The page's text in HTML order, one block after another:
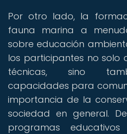
Por otro lado, la
fauna marina a
sobre educación
los participantes no solo
técnicas, sino
capacidades para
importancia de la
sociedad en general.
programas